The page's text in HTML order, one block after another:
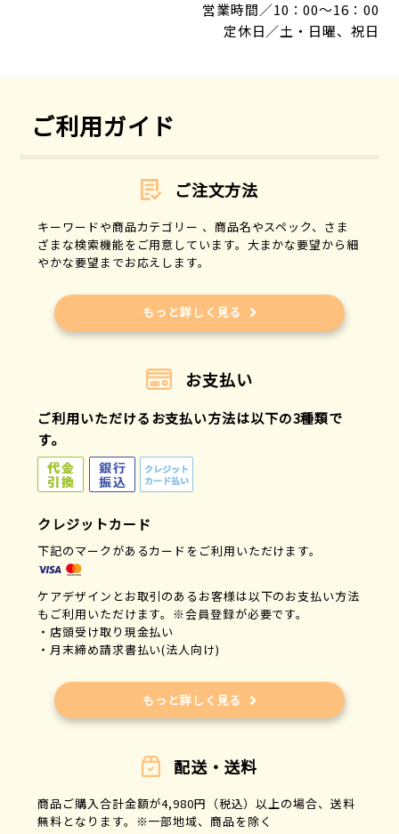
営業時間／10：00～16：00
定休日／土・日曜、祝日
ご利用ガイド
ご注文方法
キーワードや商品カテゴリー 、商品名やスペック、さま
ざまな検索機能をご用意しています。大まかな要望から細
やかな要望までお応えします。
もっと詳しく見る
お支払い
ご利用いただけるお支払い方法は以下の3種類で
す。
クレジットカード
下記のマークがあるカードをご利用いただけます。
ケアデザインとお取引のあるお客様は以下のお支払い方法
もご利用いただけます。※会員登録が必要です。
・店頭受け取り現金払い
・月末締め請求書払い(法人向け)
もっと詳しく見る
配送・送料
商品ご購入合計金額が4,980円（税込）以上の場合、送料
無料となります。※一部地域、商品を除く